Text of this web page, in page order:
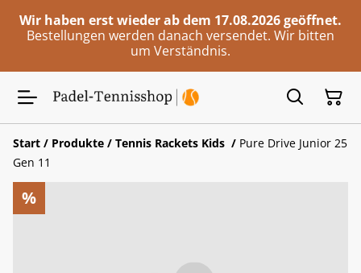
Wir haben erst wieder ab dem 17.08.2026 geöffnet.
Bestellungen werden danach versendet. Wir bitten
um Verständnis.
Start / Produkte / Tennis Rackets Kids / Pure Drive Junior 25
Gen 11
%